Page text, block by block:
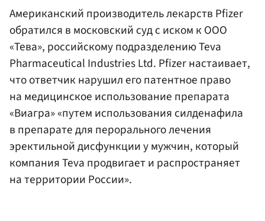
Американский производитель лекарств Pfizer
обратился в московский суд с иском к ООО
«Тева», российскому подразделению Teva
Pharmaceutical Industries Ltd. Pfizer настаивает,
что ответчик нарушил его патентное право
на медицинское использование препарата
«Виагра» «путем использования силденафила
в препарате для перорального лечения
эректильной дисфункции у мужчин, который
компания Teva продвигает и распространяет
на территории России».